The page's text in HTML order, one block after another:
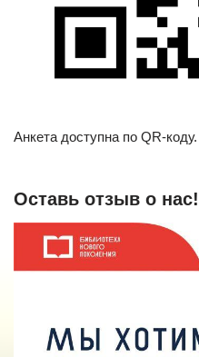
Анкета доступна по QR-коду.
Оставь отзыв о нас!